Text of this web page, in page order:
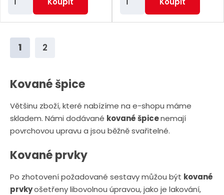
ě
n
p
č
e
t
ě
č
e
t
1 2
Kované špice
Většinu zboží, které nabízíme na e-shopu máme
skladem. Námi dodávané kované špicenemají
povrchovou upravu a jsou běžně svařitelné.
Kované prvky
Po zhotovení požadované sestavy můžou být kované
prvkyošetřeny libovolnou úpravou, jako je lakování,